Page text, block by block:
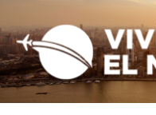
al
contenido